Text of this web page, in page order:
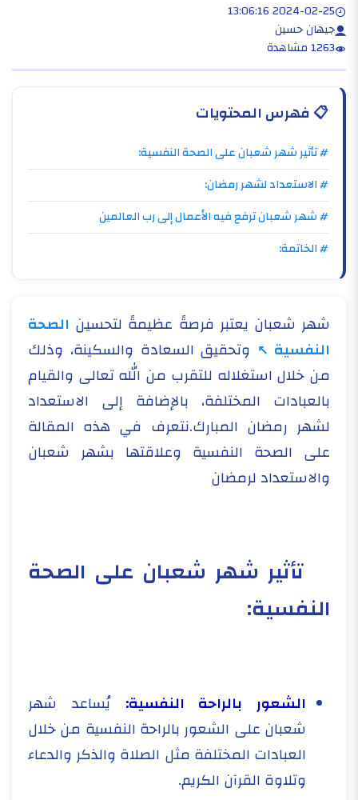
2024-02-25 13:06:16
جيهان حسين
1263 مشاهدة
📋فهرس المحتويات
# تأثير شهر شعبان على الصحة النفسية:
# الاستعداد لشهر رمضان:
# شهر شعبان ترفع فيه الأعمال إلى رب العالمين
# الخاتمة:
شهر شعبان يعتبر فرصةً عظيمةً لتحسين الصحة
النفسية
وتحقيق السعادة والسكينة، وذلك
من خلال استغلاله للتقرب من الله تعالى والقيام
بالعبادات المختلفة، بالإضافة إلى الاستعداد
لشهر رمضان المبارك.نتعرف في هذه المقالة
على الصحة النفسية وعلاقتها بشهر شعبان
والاستعداد لرمضان
تأثير شهر شعبان على الصحة
النفسية:
الشعور بالراحة النفسية: يُساعد شهر
شعبان على الشعور بالراحة النفسية من خلال
العبادات المختلفة مثل الصلاة والذكر والدعاء
وتلاوة القرآن الكريم.